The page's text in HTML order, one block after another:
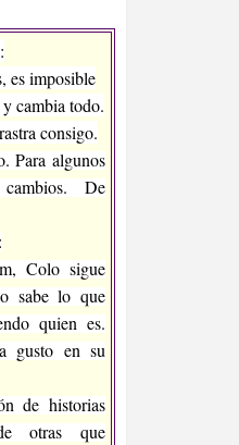
es imposible
cambia todo.
consigo.
Para algunos
De
Colo sigue
sabe lo que
quien es.
gusto en su
de historias
otras que